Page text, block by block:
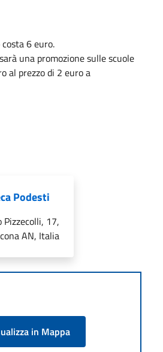
6 euro.
una promozione sulle scuole
al prezzo di 2 euro a
Podesti
Pizzecolli, 17,
AN, Italia
in Mappa